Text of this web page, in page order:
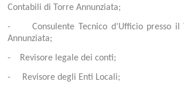
Contabili di Torre Annunziata;
-
Consulente Tecnico d’Ufficio presso
Annunziata;
- Revisore legale dei conti;
- Revisore degli Enti Locali;